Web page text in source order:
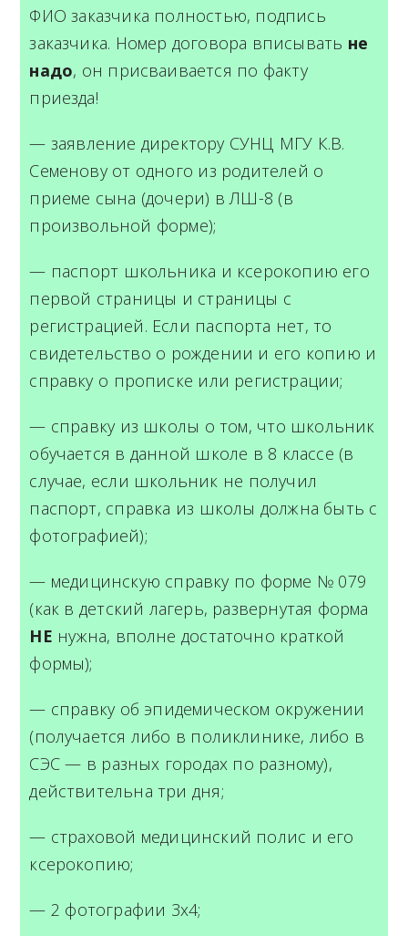
ФИО заказчика полностью, подпись
заказчика. Номер договора вписывать не
надо, он присваивается по факту
приезда!
— заявление директору СУНЦ МГУ К.В.
Семенову от одного из родителей о
приеме сына (дочери) в ЛШ-8 (в
произвольной форме);
— паспорт школьника и ксерокопию его
первой страницы и страницы с
регистрацией. Если паспорта нет, то
свидетельство о рождении и его копию и
справку о прописке или регистрации;
— справку из школы о том, что школьник
обучается в данной школе в 8 классе (в
случае, если школьник не получил
паспорт, справка из школы должна быть с
фотографией);
— медицинскую справку по форме № 079
(как в детский лагерь, развернутая форма
НЕ нужна, вполне достаточно краткой
формы);
— справку об эпидемическом окружении
(получается либо в поликлинике, либо в
СЭС — в разных городах по разному),
действительна три дня;
— страховой медицинский полис и его
ксерокопию;
— 2 фотографии 3х4;